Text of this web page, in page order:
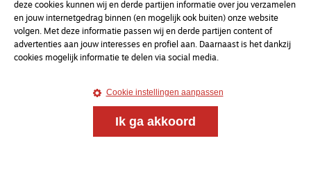
Onderweg is een platform voor ontmoeting, vorming
en gesprek voor christenen onderweg, in het bijzonder
voor de Nederlandse Gereformeerde Kerken.
Kvk-nummer 33277063
NL46 INGB 0117 5827 86
info@onderwegonline.nl
deze cookies kunnen wij en derde partijen informatie over jou verzamelen
en jouw internetgedrag binnen (en mogelijk ook buiten) onze website
volgen. Met deze informatie passen wij en derde partijen content of
advertenties aan jouw interesses en profiel aan. Daarnaast is het dankzij
cookies mogelijk informatie te delen via social media.
Cookie instellingen aanpassen
Ik ga akkoord